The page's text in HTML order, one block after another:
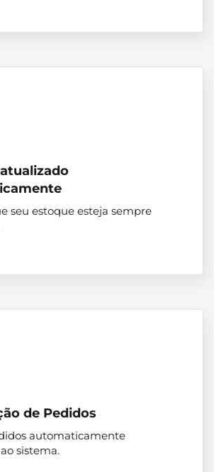
seu estoque esteja sempre
de Pedidos
automaticamente
sistema.